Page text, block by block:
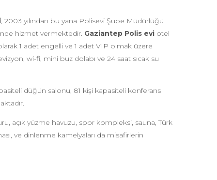
, 2003 yılından bu yana Polisevi Şube Müdürlüğü
hizmet vermektedir. Gaziantep Polis evi otel
1 adet engelli ve 1 adet VIP olmak üzere
wi-fi, mini buz dolabı ve 24 saat sıcak su
düğün salonu, 81 kişi kapasiteli konferans
açık yüzme havuzu, spor kompleksi, sauna, Türk
ve dinlenme kamelyaları da misafirlerin